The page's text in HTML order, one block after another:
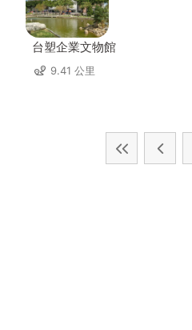
台塑企業文物館
9.41 公里